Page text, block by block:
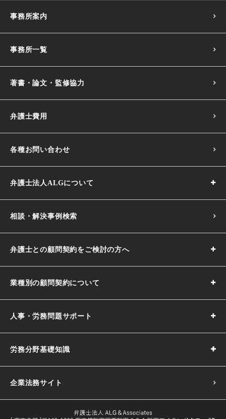
事務所案内
事務所一覧
著書・論文・監修協力
弁護士費用
各種お問い合わせ
弁護士法人ALGについて
相談・解決事例検索
弁護士との顧問契約をご検討の方へ
業種別の顧問契約について
人事・労務問題サポート
労務分野基礎知識
企業法務サイト